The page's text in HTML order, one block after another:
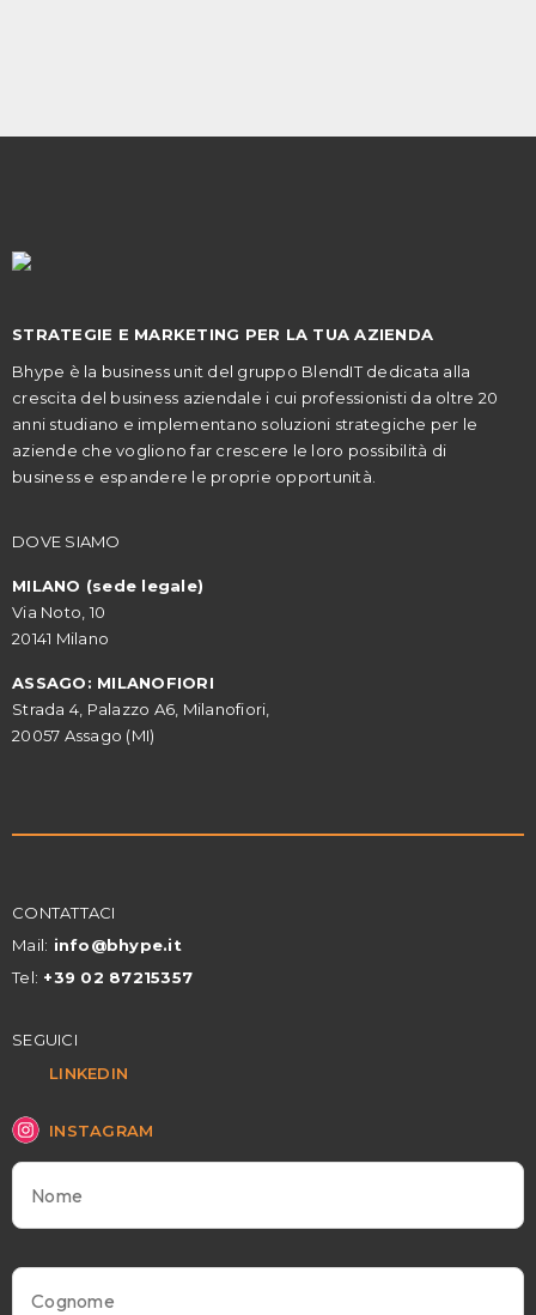
STRATEGIE E MARKETING PER LA TUA AZIENDA
Bhype è la business unit del gruppo BlendIT dedicata alla
crescita del business aziendale i cui professionisti da oltre 20
anni studiano e implementano soluzioni strategiche per le
aziende che vogliono far crescere le loro possibilità di
business e espandere le proprie opportunità.
DOVE SIAMO
MILANO (sede legale)
Via Noto, 10
20141 Milano
ASSAGO: MILANOFIORI
Strada 4, Palazzo A6, Milanofiori,
20057 Assago (MI)
CONTATTACI
Mail: info@bhype.it
Tel: +39 02 87215357
SEGUICI
LINKEDIN
INSTAGRAM